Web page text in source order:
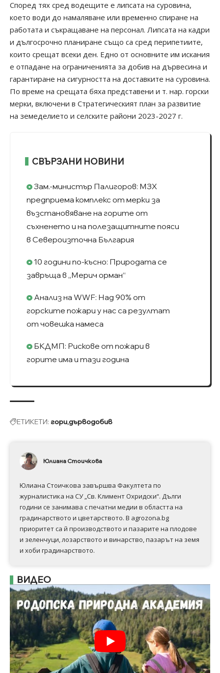
Според тях сред водещите е липсата на суровина,
което води до намаляване или временно спиране на
работата и съкращаване на персонал. Липсата на кадри
и дългосрочно планиране също са сред перипетиите,
които срещат всеки ден. Едно от основните им искания
е отпадане на ограниченията за добив на дървесина и
гарантиране на сигурността на доставките на суровина.
По време на срещата бяха представени и т. нар. горски
мерки, включени в Стратегическият план за развитие
на земеделието и селските райони 2023-2027 г.
СВЪРЗАНИ НОВИНИ
Зам.-министър Палигоров: МЗХ
предприема комплекс от мерки за
възстановяване на горите от
съхненето и на полезащитните пояси
в Североизточна България
10 години по-късно: Природата се
завръща в „Мерич орман“
Анализ на WWF: Над 90% от
горските пожари у нас са резултат
от човешка намеса
БКДМП: Рискове от пожари в
горите има и тази година
ЕТИКЕТИ: горидърводобив
Юлиана Стоичкова
Юлиана Стоичкова завършва Факултета по
журналистика на СУ „Св. Климент Охридски“. Дълги
години се занимава с печатни медии в областта на
градинарството и цветарството. В agrozona.bg
приоритет са й производството и пазарите на плодове
и зеленчуци, лозарството и винарство, пазарът на земя
и хоби градинарството.
ВИДЕО